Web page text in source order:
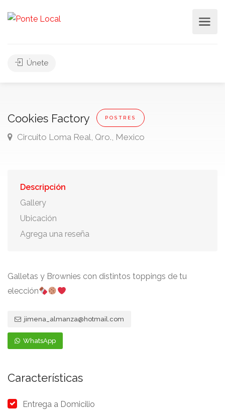
Únete
Cookies Factory POSTRES
Circuito Loma Real, Qro., Mexico
Descripción
Gallery
Ubicación
Agrega una reseña
Galletas y Brownies con distintos toppings de tu
elección
jimena_almanza@hotmail.com
WhatsApp
Características
Entrega a Domicilio